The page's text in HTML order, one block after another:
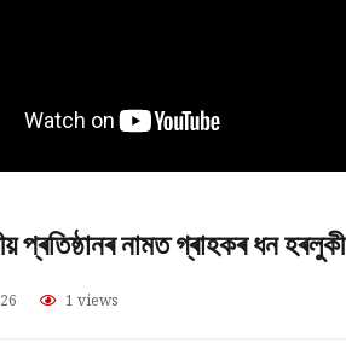
প্ৰতিষ্ঠানৰ নামত গ্ৰাহকৰ ধন হৰলুকী
1 views